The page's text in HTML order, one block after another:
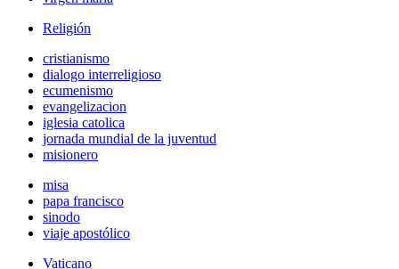
Religión
cristianismo
dialogo interreligioso
ecumenismo
evangelizacion
iglesia catolica
jornada mundial de la juventud
misionero
misa
papa francisco
sinodo
viaje apostólico
Vaticano